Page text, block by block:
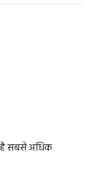
है सबसे अधिक